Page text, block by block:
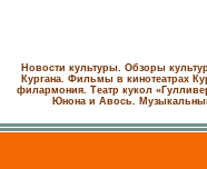
Новости культуры. Обзоры
Кургана. Фильмы в кинотеатрах
филармония. Театр кукол
Юнона и Авось.